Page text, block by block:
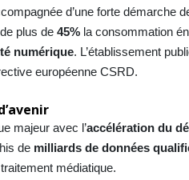
d’une forte démarche
de plus de45% la consommation
numérique. L’établissement
européenne CSRD.
majeur avec l’accélération du
de milliards de données
médiatique.